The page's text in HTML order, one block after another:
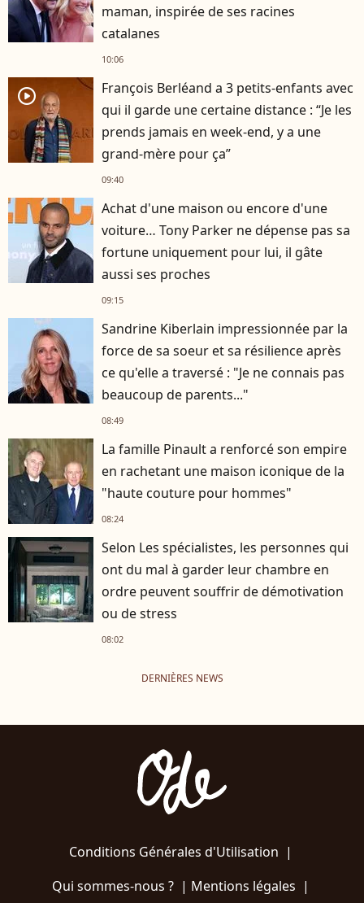
maman, inspirée de ses racines
catalanes
10:06
player2
François Berléand a 3 petits-enfants avec
qui il garde une certaine distance : “Je les
prends jamais en week-end, y a une
grand-mère pour ça”
09:40
Achat d'une maison ou encore d'une
voiture… Tony Parker ne dépense pas sa
fortune uniquement pour lui, il gâte
aussi ses proches
09:15
Sandrine Kiberlain impressionnée par la
force de sa soeur et sa résilience après
ce qu'elle a traversé : "Je ne connais pas
beaucoup de parents..."
08:49
La famille Pinault a renforcé son empire
en rachetant une maison iconique de la
"haute couture pour hommes"
08:24
Selon Les spécialistes, les personnes qui
ont du mal à garder leur chambre en
ordre peuvent souffrir de démotivation
ou de stress
08:02
DERNIÈRES NEWS
Conditions Générales d'Utilisation |
Qui sommes-nous ?| Mentions légales |